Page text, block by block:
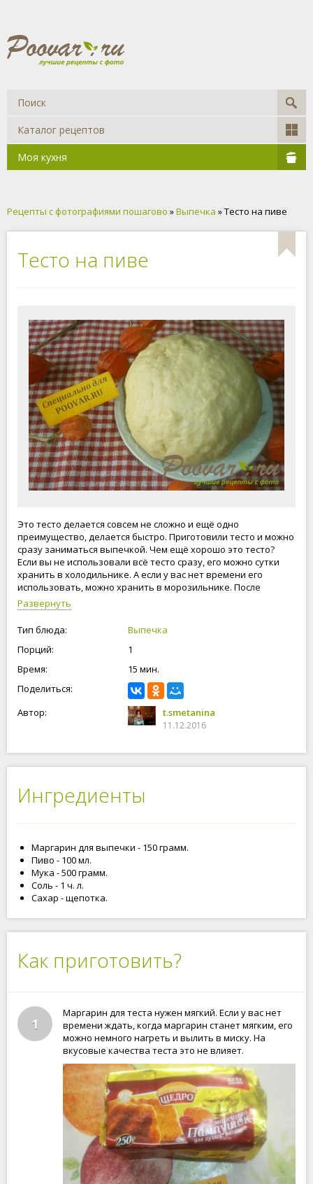
Каталог рецептов
Моя кухня
Рецепты с фотографиями пошагово »Выпечка » Тесто на пиве
Тесто на пиве
Это тесто делается совсем не сложно и ещё одно
преимущество, делается быстро. Приготовили тесто и можно
сразу заниматься выпечкой. Чем ещё хорошо это тесто?
Если вы не использовали всё тесто сразу, его можно сутки
хранить в холодильнике. А если у вас нет времени его
использовать, можно хранить в морозильнике. После
заморозки, тесто не теряет свои вкусовые качества. Тесто,
можно сказать универсальное. Подходит как к несладкой
выпечке, так и к сладкой выпечке. Приступим!
Развернуть
Тип блюда:
Выпечка
Порций:
1
Время:
15 мин.
Поделиться:
Автор:
t.smetanina
11.12.2016
Ингредиенты
Маргарин для выпечки - 150 грамм.
Пиво - 100 мл.
Мука - 500 грамм.
Соль - 1 ч. л.
Сахар - щепотка.
Как приготовить?
1
Маргарин для теста нужен мягкий. Если у вас нет
времени ждать, когда маргарин станет мягким, его
можно немного нагреть и вылить в миску. На
вкусовые качества теста это не влияет.